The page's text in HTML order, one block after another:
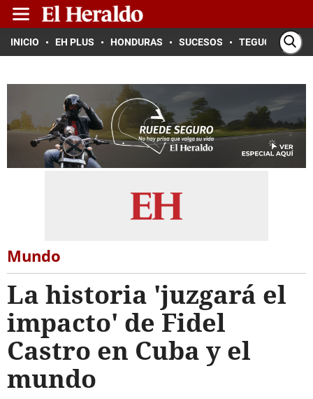
INICIO EH PLUS HONDURAS SUCESOS TEGUCIGALPA
Mundo
La historia 'juzgará el
impacto' de Fidel
Castro en Cuba y el
mundo